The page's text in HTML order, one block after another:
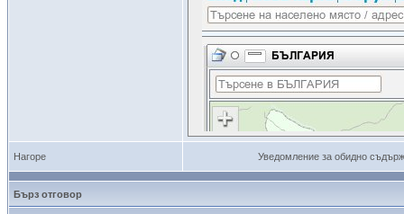
Нагоре Уведомление за обидно
Бърз отговор